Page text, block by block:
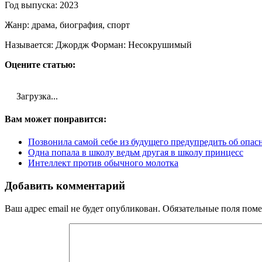
Год выпуска: 2023
Жанр: драма, биография, спорт
Называется: Джордж Форман: Несокрушимый
Оцените статью:
Загрузка...
Вам может понравится:
Позвонила самой себе из будущего предупредить об
Одна попала в школу ведьм другая в школу принцесс
Интеллект против обычного молотка
Добавить комментарий
Ваш адрес email не будет опубликован. Обязательные поля